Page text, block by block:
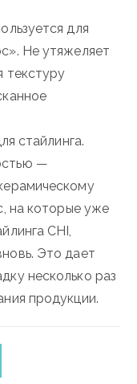
для
Не утяжеляет
текстуру
стайлинга.
—
на которые уже
CHI,
Это дает
несколько раз
продукции.